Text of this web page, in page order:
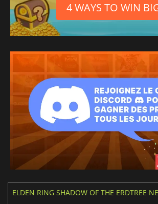
4 WAYS TO WIN
ELDEN RING SHADOW OF THE ERDTREE